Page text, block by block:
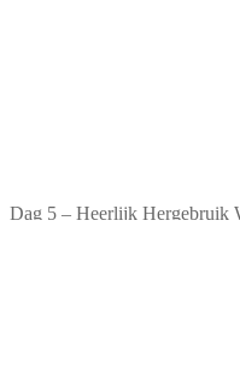
Dag 5 – Heerlijk Hergebruik